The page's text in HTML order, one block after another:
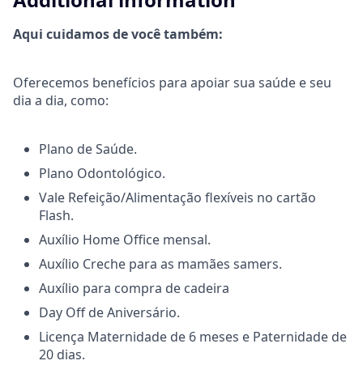
Aqui cuidamos de você também:
Oferecemos benefícios para apoiar sua saúde e seu
dia a dia, como:
Plano de Saúde.
Plano Odontológico.
Vale Refeição/Alimentação flexíveis no cartão
Flash.
Auxílio Home Office mensal.
Auxílio Creche para as mamães samers.
Auxílio para compra de cadeira
Day Off de Aniversário.
Licença Maternidade de 6 meses e Paternidade de
20 dias.